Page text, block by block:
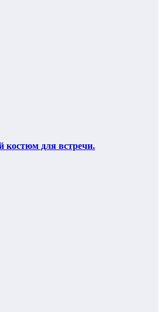
костюм для встречи.